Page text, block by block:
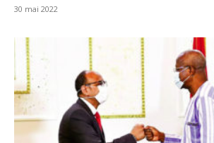
30 mai 2022